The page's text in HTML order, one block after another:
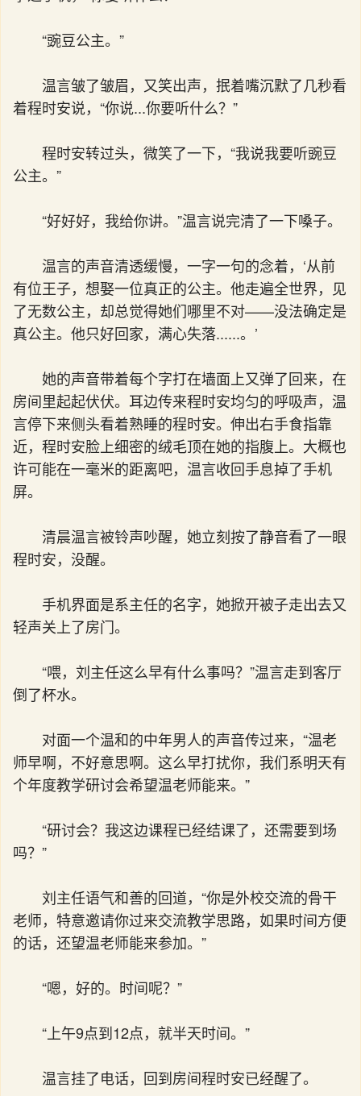
“豌豆公主。”
温言皱了皱眉，又笑出声，抿着嘴沉默了几秒看
着程时安说，“你说...你要听什么？”
程时安转过头，微笑了一下，“我说我要听豌豆
公主。”
“好好好，我给你讲。”温言说完清了一下嗓子。
温言的声音清透缓慢，一字一句的念着，‘从前
有位王子，想娶一位真正的公主。他走遍全世界，见
了无数公主，却总觉得她们哪里不对——没法确定是
真公主。他只好回家，满心失落......。’
她的声音带着每个字打在墙面上又弹了回来，在
房间里起起伏伏。耳边传来程时安均匀的呼吸声，温
言停下来侧头看着熟睡的程时安。伸出右手食指靠
近，程时安脸上细密的绒毛顶在她的指腹上。大概也
许可能在一毫米的距离吧，温言收回手息掉了手机
屏。
清晨温言被铃声吵醒，她立刻按了静音看了一眼
程时安，没醒。
手机界面是系主任的名字，她掀开被子走出去又
轻声关上了房门。
“喂，刘主任这么早有什么事吗？”温言走到客厅
倒了杯水。
对面一个温和的中年男人的声音传过来，“温老
师早啊，不好意思啊。这么早打扰你，我们系明天有
个年度教学研讨会希望温老师能来。”
“研讨会？我这边课程已经结课了，还需要到场
吗？”
刘主任语气和善的回道，“你是外校交流的骨干
老师，特意邀请你过来交流教学思路，如果时间方便
的话，还望温老师能来参加。”
“嗯，好的。时间呢？”
“上午9点到12点，就半天时间。”
温言挂了电话，回到房间程时安已经醒了。